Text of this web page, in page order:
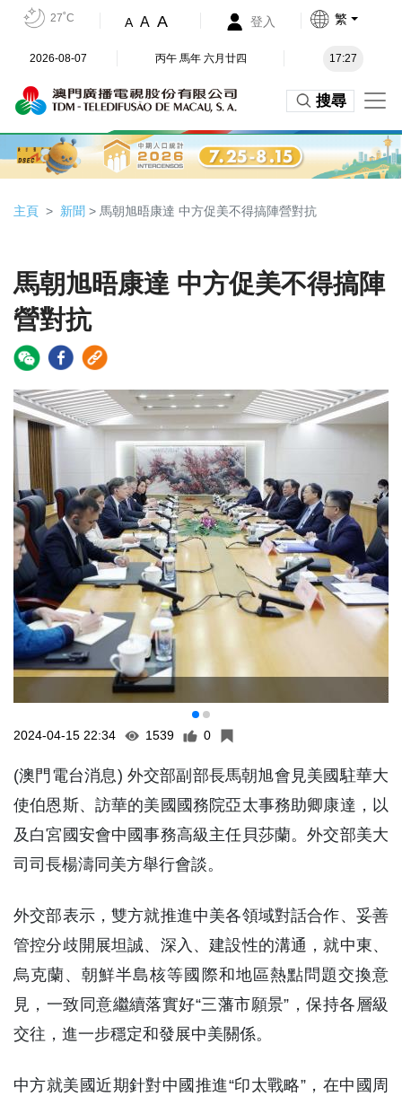
27˚C A A A 登入 繁
2026-08-07 丙午 馬年 六月廿四 17:27
搜尋
主頁 新聞 > 馬朝旭晤康達 中方促美不得搞陣營對抗
馬朝旭晤康達 中方促美不得搞陣
營對抗
2024-04-15 22:34 1539 0
(澳門電台消息) 外交部副部長馬朝旭會見美國駐華大
使伯恩斯、訪華的美國國務院亞太事務助卿康達，以
及白宮國安會中國事務高級主任貝莎蘭。外交部美大
司司長楊濤同美方舉行會談。
外交部表示，雙方就推進中美各領域對話合作、妥善
管控分歧開展坦誠、深入、建設性的溝通，就中東、
烏克蘭、朝鮮半島核等國際和地區熱點問題交換意
見，一致同意繼續落實好“三藩市願景”，保持各層級
交往，進一步穩定和發展中美關係。
中方就美國近期針對中國推進“印太戰略”，在中國周